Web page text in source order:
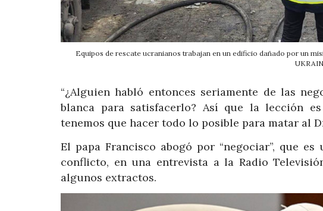
Equipos de rescate ucranianos trabajan en un edificio dañado por un
“¿Alguien habló entonces seriamente de las
blanca para satisfacerlo? Así que la lección
tenemos que hacer todo lo posible para matar al
El papa Francisco abogó por “negociar”, que
conflicto, en una entrevista a la Radio
algunos extractos.